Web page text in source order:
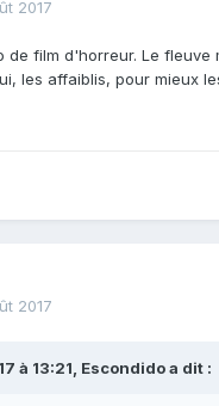
2017
de film d'horreur. Le fleuve
les affaiblis, pour mieux
2017
à 13:21, Escondidoa dit :